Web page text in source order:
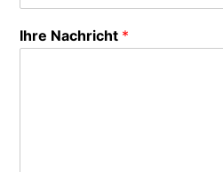
Ihre Nachricht *